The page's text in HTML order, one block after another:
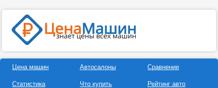
Цена машин
Статистика
Автосалоны
Что купить
Сравнение
Рейтинг авто